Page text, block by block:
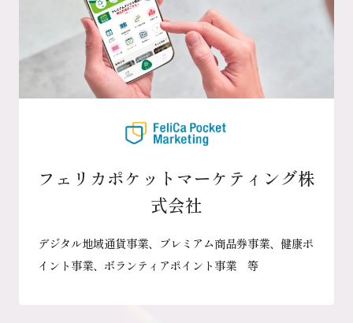
フェリカポケットマーケティング株
式会社
デジタル地域通貨事業、プレミアム商品券事業、健康ポ
イント事業、ボランティアポイント事業 等